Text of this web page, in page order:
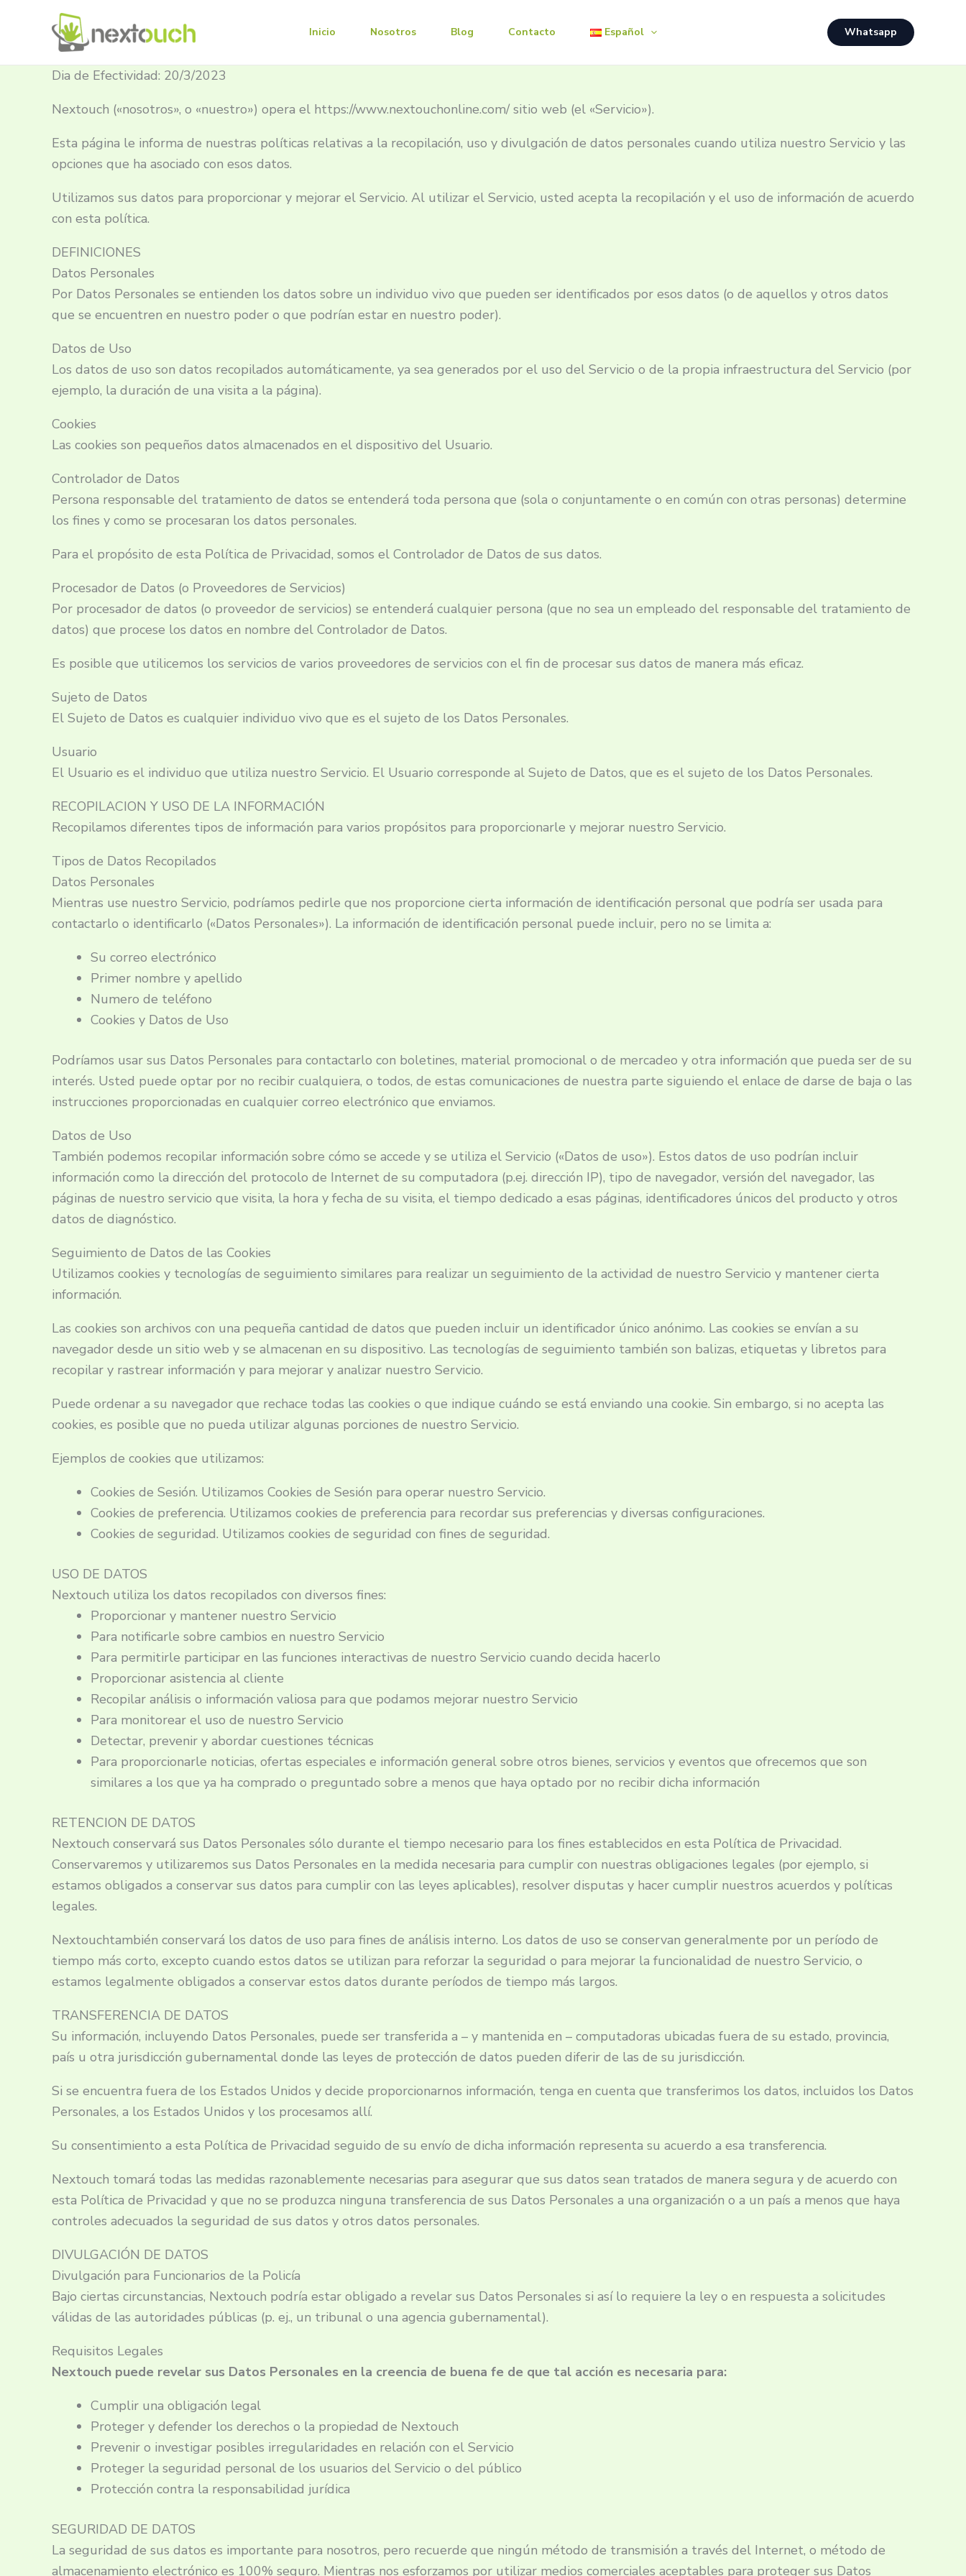
Inicio Nosotros Blog Contacto Español Whatsapp
Dia de Efectividad: 20/3/2023
Nextouch («nosotros», o «nuestro») opera el https://www.nextouchonline.com/ sitio web (el «Servicio»).
Esta página le informa de nuestras políticas relativas a la recopilación, uso y divulgación de datos personales cuando utiliza nuestro Servicio y las
opciones que ha asociado con esos datos.
Utilizamos sus datos para proporcionar y mejorar el Servicio. Al utilizar el Servicio, usted acepta la recopilación y el uso de información de acuerdo
con esta política.
DEFINICIONES
Datos Personales
Por Datos Personales se entienden los datos sobre un individuo vivo que pueden ser identificados por esos datos (o de aquellos y otros datos
que se encuentren en nuestro poder o que podrían estar en nuestro poder).
Datos de Uso
Los datos de uso son datos recopilados automáticamente, ya sea generados por el uso del Servicio o de la propia infraestructura del Servicio (por
ejemplo, la duración de una visita a la página).
Cookies
Las cookies son pequeños datos almacenados en el dispositivo del Usuario.
Controlador de Datos
Persona responsable del tratamiento de datos se entenderá toda persona que (sola o conjuntamente o en común con otras personas) determine
los fines y como se procesaran los datos personales.
Para el propósito de esta Política de Privacidad, somos el Controlador de Datos de sus datos.
Procesador de Datos (o Proveedores de Servicios)
Por procesador de datos (o proveedor de servicios) se entenderá cualquier persona (que no sea un empleado del responsable del tratamiento de
datos) que procese los datos en nombre del Controlador de Datos.
Es posible que utilicemos los servicios de varios proveedores de servicios con el fin de procesar sus datos de manera más eficaz.
Sujeto de Datos
El Sujeto de Datos es cualquier individuo vivo que es el sujeto de los Datos Personales.
Usuario
El Usuario es el individuo que utiliza nuestro Servicio. El Usuario corresponde al Sujeto de Datos, que es el sujeto de los Datos Personales.
RECOPILACION Y USO DE LA INFORMACIÓN
Recopilamos diferentes tipos de información para varios propósitos para proporcionarle y mejorar nuestro Servicio.
Tipos de Datos Recopilados
Datos Personales
Mientras use nuestro Servicio, podríamos pedirle que nos proporcione cierta información de identificación personal que podría ser usada para
contactarlo o identificarlo («Datos Personales»). La información de identificación personal puede incluir, pero no se limita a:
Su correo electrónico
Primer nombre y apellido
Numero de teléfono
Cookies y Datos de Uso
Podríamos usar sus Datos Personales para contactarlo con boletines, material promocional o de mercadeo y otra información que pueda ser de su
interés. Usted puede optar por no recibir cualquiera, o todos, de estas comunicaciones de nuestra parte siguiendo el enlace de darse de baja o las
instrucciones proporcionadas en cualquier correo electrónico que enviamos.
Datos de Uso
También podemos recopilar información sobre cómo se accede y se utiliza el Servicio («Datos de uso»). Estos datos de uso podrían incluir
información como la dirección del protocolo de Internet de su computadora (p.ej. dirección IP), tipo de navegador, versión del navegador, las
páginas de nuestro servicio que visita, la hora y fecha de su visita, el tiempo dedicado a esas páginas, identificadores únicos del producto y otros
datos de diagnóstico.
Seguimiento de Datos de las Cookies
Utilizamos cookies y tecnologías de seguimiento similares para realizar un seguimiento de la actividad de nuestro Servicio y mantener cierta
información.
Las cookies son archivos con una pequeña cantidad de datos que pueden incluir un identificador único anónimo. Las cookies se envían a su
navegador desde un sitio web y se almacenan en su dispositivo. Las tecnologías de seguimiento también son balizas, etiquetas y libretos para
recopilar y rastrear información y para mejorar y analizar nuestro Servicio.
Puede ordenar a su navegador que rechace todas las cookies o que indique cuándo se está enviando una cookie. Sin embargo, si no acepta las
cookies, es posible que no pueda utilizar algunas porciones de nuestro Servicio.
Ejemplos de cookies que utilizamos:
Cookies de Sesión. Utilizamos Cookies de Sesión para operar nuestro Servicio.
Cookies de preferencia. Utilizamos cookies de preferencia para recordar sus preferencias y diversas configuraciones.
Cookies de seguridad. Utilizamos cookies de seguridad con fines de seguridad.
USO DE DATOS
Nextouch utiliza los datos recopilados con diversos fines:
Proporcionar y mantener nuestro Servicio
Para notificarle sobre cambios en nuestro Servicio
Para permitirle participar en las funciones interactivas de nuestro Servicio cuando decida hacerlo
Proporcionar asistencia al cliente
Recopilar análisis o información valiosa para que podamos mejorar nuestro Servicio
Para monitorear el uso de nuestro Servicio
Detectar, prevenir y abordar cuestiones técnicas
Para proporcionarle noticias, ofertas especiales e información general sobre otros bienes, servicios y eventos que ofrecemos que son
similares a los que ya ha comprado o preguntado sobre a menos que haya optado por no recibir dicha información
RETENCION DE DATOS
Nextouch conservará sus Datos Personales sólo durante el tiempo necesario para los fines establecidos en esta Política de Privacidad.
Conservaremos y utilizaremos sus Datos Personales en la medida necesaria para cumplir con nuestras obligaciones legales (por ejemplo, si
estamos obligados a conservar sus datos para cumplir con las leyes aplicables), resolver disputas y hacer cumplir nuestros acuerdos y políticas
legales.
Nextouchtambién conservará los datos de uso para fines de análisis interno. Los datos de uso se conservan generalmente por un período de
tiempo más corto, excepto cuando estos datos se utilizan para reforzar la seguridad o para mejorar la funcionalidad de nuestro Servicio, o
estamos legalmente obligados a conservar estos datos durante períodos de tiempo más largos.
TRANSFERENCIA DE DATOS
Su información, incluyendo Datos Personales, puede ser transferida a – y mantenida en – computadoras ubicadas fuera de su estado, provincia,
país u otra jurisdicción gubernamental donde las leyes de protección de datos pueden diferir de las de su jurisdicción.
Si se encuentra fuera de los Estados Unidos y decide proporcionarnos información, tenga en cuenta que transferimos los datos, incluidos los Datos
Personales, a los Estados Unidos y los procesamos allí.
Su consentimiento a esta Política de Privacidad seguido de su envío de dicha información representa su acuerdo a esa transferencia.
Nextouch tomará todas las medidas razonablemente necesarias para asegurar que sus datos sean tratados de manera segura y de acuerdo con
esta Política de Privacidad y que no se produzca ninguna transferencia de sus Datos Personales a una organización o a un país a menos que haya
controles adecuados la seguridad de sus datos y otros datos personales.
DIVULGACIÓN DE DATOS
Divulgación para Funcionarios de la Policía
Bajo ciertas circunstancias, Nextouch podría estar obligado a revelar sus Datos Personales si así lo requiere la ley o en respuesta a solicitudes
válidas de las autoridades públicas (p. ej., un tribunal o una agencia gubernamental).
Requisitos Legales
Nextouch puede revelar sus Datos Personales en la creencia de buena fe de que tal acción es necesaria para:
Cumplir una obligación legal
Proteger y defender los derechos o la propiedad de Nextouch
Prevenir o investigar posibles irregularidades en relación con el Servicio
Proteger la seguridad personal de los usuarios del Servicio o del público
Protección contra la responsabilidad jurídica
SEGURIDAD DE DATOS
La seguridad de sus datos es importante para nosotros, pero recuerde que ningún método de transmisión a través del Internet, o método de
almacenamiento electrónico es 100% seguro. Mientras nos esforzamos por utilizar medios comerciales aceptables para proteger sus Datos